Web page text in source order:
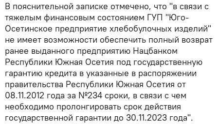
В пояснительной записке отмечено, что "в связи с
тяжелым финансовым состоянием ГУП "Юго-
Осетинское предприятие хлебобулочных изделий"
не имеет возможности обеспечить полный возврат
ранее выданного предприятию Нацбанком
Республики Южная Осетия под государственную
гарантию кредита в указанные в распоряжении
правительства Республики Южная Осетия от
08.11.2012 года за №234 сроки, в связи с чем
необходимо пролонгировать срок действия
государственной гарантии до 30.11.2023 года".